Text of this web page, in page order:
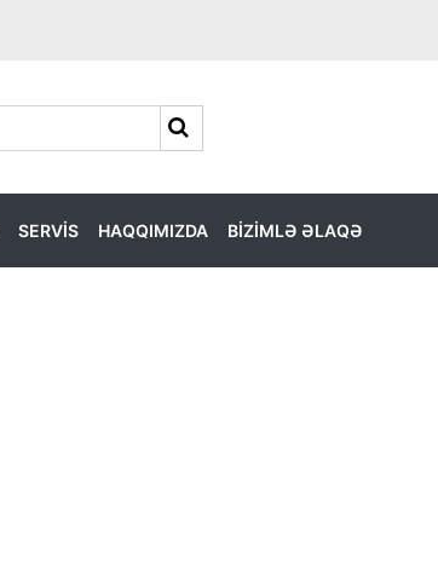
SERVİS HAQQIMIZDA BİZİMLƏ ƏLAQƏ